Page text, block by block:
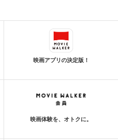
映画アプリの決定版！
映画体験を、オトクに。